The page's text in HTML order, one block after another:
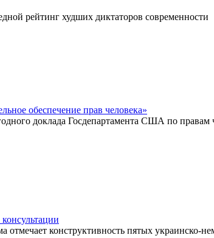
рейтинг худших диктаторов современности
обеспечение прав человека»
доклада Госдепартамента США по правам
конструктивность пятых украинско-